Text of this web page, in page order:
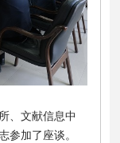
、文献信息中
参加了座谈。